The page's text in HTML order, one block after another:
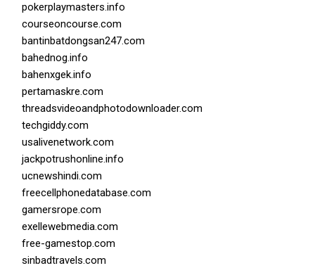
pokerplaymasters.info
courseoncourse.com
bantinbatdongsan247.com
bahednog.info
bahenxgek.info
pertamaskre.com
threadsvideoandphotodownloader.com
techgiddy.com
usalivenetwork.com
jackpotrushonline.info
ucnewshindi.com
freecellphonedatabase.com
gamersrope.com
exellewebmedia.com
free-gamestop.com
sinbadtravels.com